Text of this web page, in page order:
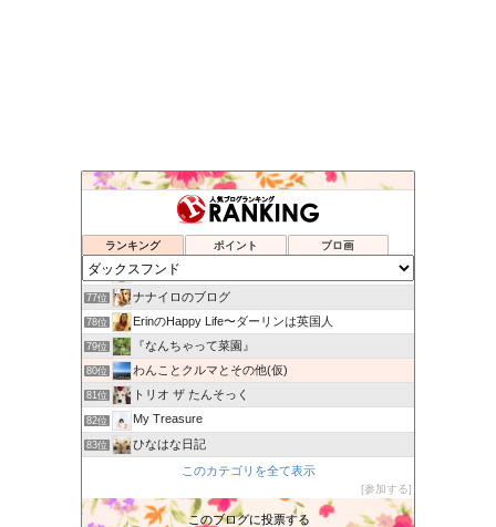
ランキング ポイント ブロ画
オットでノインな日々
オッターはダックスフンド
75位 ハッピー＆サンディーの日々
76位 猫と犬と３人暮らし | 猫と犬と飼い主で暮らしています
77位 ナナイロのブログ
78位 ErinのHappy Life〜ダーリンは英国人
79位 『なんちゃって菜園』
80位 わんことクルマとその他(仮)
81位 トリオ ザ たんそっく
82位 My Treasure
83位 ひなはな日記
愛犬達の Sweet Life
86位 わんこ日和
このカテゴリを全て表示
参加する
このブログに投票する